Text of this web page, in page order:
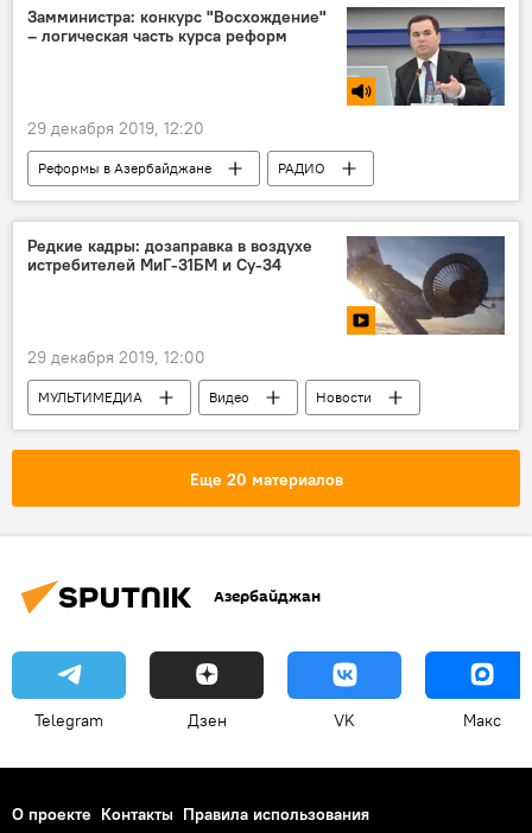
Замминистра: конкурс "Восхождение"
– логическая часть курса реформ
29 декабря 2019, 12:20
Реформы в Азербайджане
РАДИО
МУЛЬТИМЕДИА
ЖИЗНЬ
Редкие кадры: дозаправка в воздухе
истребителей МиГ-31БМ и Су-34
29 декабря 2019, 12:00
МУЛЬТИМЕДИА Видео
Новости
Россия
Еще 20 материалов
Азербайджан
Telegram Дзен VK Макс
О проекте Контакты Правила использования